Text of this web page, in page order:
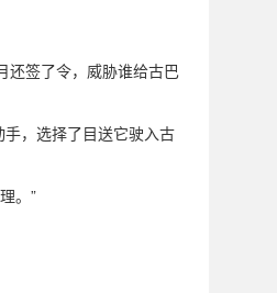
还签了令，威胁谁给古巴
，选择了目送它驶入古
。”